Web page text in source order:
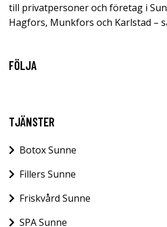
till privatpersoner och företag i
Hagfors, Munkfors och Karlstad –
FÖLJA
TJÄNSTER
Botox Sunne
Fillers Sunne
Friskvård Sunne
SPA Sunne